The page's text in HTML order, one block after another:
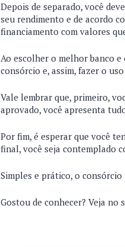
Depois de separado, você
seu rendimento e de acordo
financiamento com valores
Ao escolher o melhor banco
consórcio e, assim, fazer o
Vale lembrar que, primeiro,
aprovado, você apresenta
Por fim, é esperar que você
final, você seja contemplado
Simples e prático, o
Gostou de conhecer? Veja no